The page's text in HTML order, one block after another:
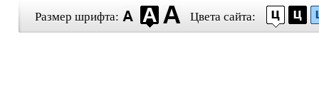
Размер шрифта: Цвета сайта: